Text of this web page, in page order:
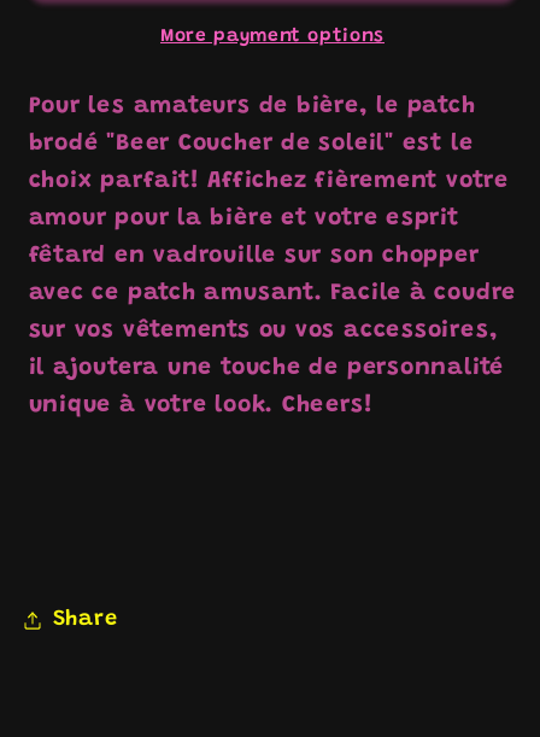
More payment options
Pour les amateurs de bière, le patch
brodé "Beer Coucher de soleil" est le
choix parfait! Affichez fièrement votre
amour pour la bière et votre esprit
fêtard en vadrouille sur son chopper
avec ce patch amusant. Facile à coudre
sur vos vêtements ou vos accessoires,
il ajoutera une touche de personnalité
unique à votre look. Cheers!
Share